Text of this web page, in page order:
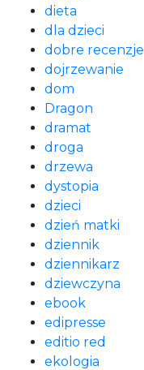
dieta
dla dzieci
dobre recenzje
dojrzewanie
dom
Dragon
dramat
droga
drzewa
dystopia
dzieci
dzień matki
dziennik
dziennikarz
dziewczyna
ebook
edipresse
editio red
ekologia